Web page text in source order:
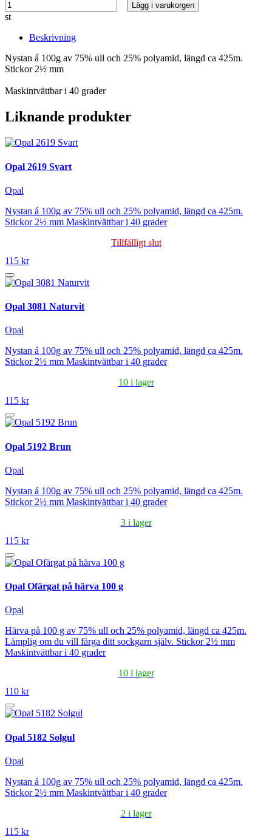
st
Lägg i varukorgen
Beskrivning
Nystan á 100g av 75% ull och 25% polyamid, längd ca 425m.
Stickor 2½ mm
Maskintvättbar i 40 grader
Liknande produkter
Opal 2619 Svart
Opal
Nystan á 100g av 75% ull och 25% polyamid, längd ca 425m.
Stickor 2½ mm Maskintvättbar i 40 grader
Tillfälligt slut
115 kr
Opal 3081 Naturvit
Opal
Nystan á 100g av 75% ull och 25% polyamid, längd ca 425m.
Stickor 2½ mm Maskintvättbar i 40 grader
10 i lager
115 kr
Opal 5192 Brun
Opal
Nystan á 100g av 75% ull och 25% polyamid, längd ca 425m.
Stickor 2½ mm Maskintvättbar i 40 grader
3 i lager
115 kr
Opal Ofärgat på härva 100 g
Opal
Härva på 100 g av 75% ull och 25% polyamid, längd ca 425m.
Lämplig om du vill färga ditt sockgarn själv. Stickor 2½ mm
Maskintvättbar i 40 grader
10 i lager
110 kr
Opal 5182 Solgul
Opal
Nystan á 100g av 75% ull och 25% polyamid, längd ca 425m.
Stickor 2½ mm Maskintvättbar i 40 grader
2 i lager
115 kr